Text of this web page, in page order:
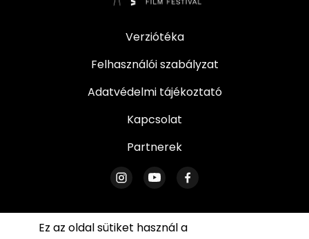
Ez az oldal sütiket használ a
Verziótéka
Felhasználói szabályzat
Adatvédelmi tájékoztató
Kapcsolat
Partnerek